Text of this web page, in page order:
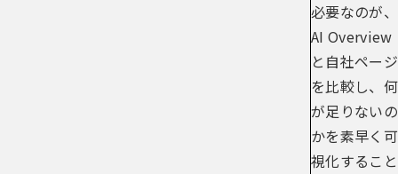
必要なのが、
AI Overview
と自社ページ
を比較し、何
が足りないの
かを素早く可
視化すること